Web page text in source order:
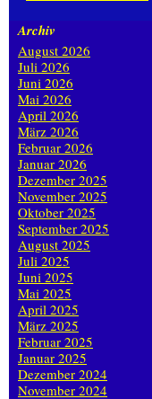
Archiv
August 2026
Juli 2026
Juni 2026
Mai 2026
April 2026
März 2026
Februar 2026
Januar 2026
Dezember 2025
November 2025
Oktober 2025
September 2025
August 2025
Juli 2025
Juni 2025
Mai 2025
April 2025
März 2025
Februar 2025
Januar 2025
Dezember 2024
November 2024